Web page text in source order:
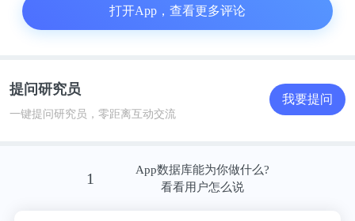
所以对没有户籍的北京家长来说，最主流的选择无非
考，但这涉及到了考纲不同、教学内容差异等现实问
题;二是早早安排子女出国读书，不必再挤占稀缺教
产阶级家庭的性价比之选，其中，天津成了这类北京
打开App，查看更多评论
提问研究员
一键提问研究员，零距离互动交流
我要提问
1
App数据库能为你做什么?
看看用户怎么说